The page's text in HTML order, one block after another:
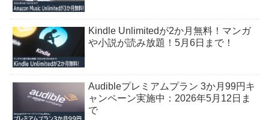
Kindle Unlimitedが2か月無料！マンガ
や小説が読み放題！5月6日まで！
Audibleプレミアムプラン 3か月99円キ
ャンペーン実施中：2026年5月12日ま
で